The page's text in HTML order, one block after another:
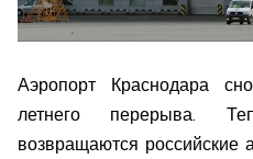
Аэропорт Краснодара
летнего перерыва.
возвращаются российские